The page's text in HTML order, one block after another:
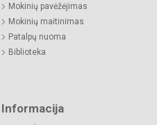
Mokinių pavėžėjimas
Mokinių maitinimas
Patalpų nuoma
Biblioteka
Informacija